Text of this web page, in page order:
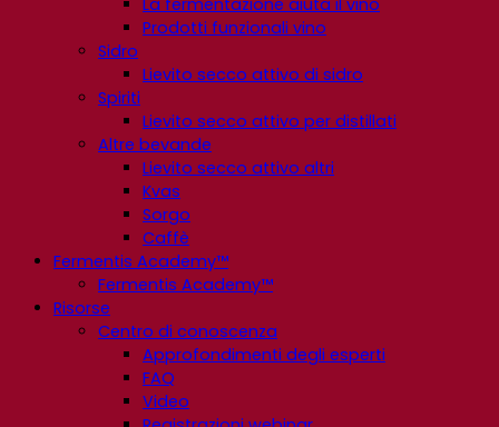
La fermentazione aiuta il vino
Prodotti funzionali vino
Sidro
Lievito secco attivo di sidro
Spiriti
Lievito secco attivo per distillati
Altre bevande
Lievito secco attivo altri
Kvas
Sorgo
Caffè
Fermentis Academy™
Fermentis Academy™
Risorse
Centro di conoscenza
Approfondimenti degli esperti
FAQ
Video